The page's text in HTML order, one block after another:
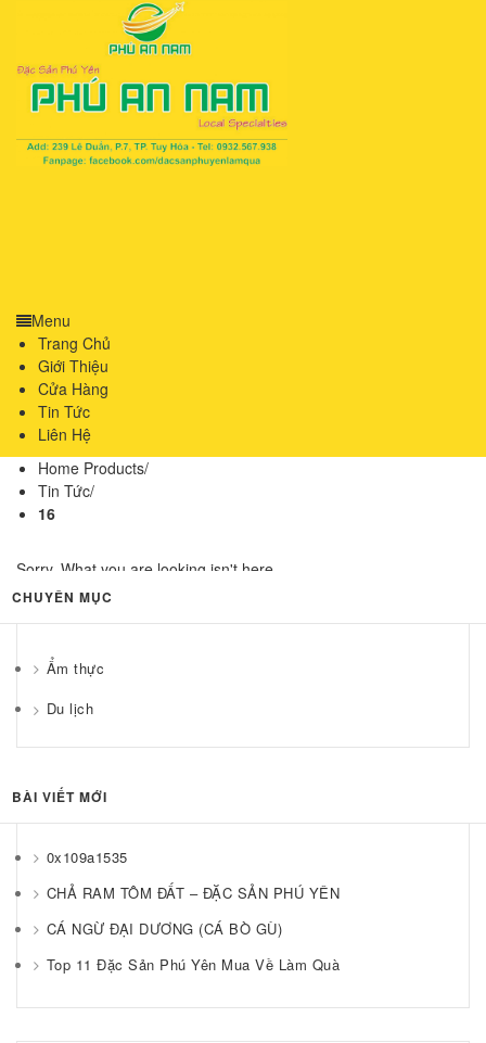
Menu
Trang Chủ
Giới Thiệu
Cửa Hàng
Tin Tức
Liên Hệ
Home Products/
Tin Tức/
16
Sorry, What you are looking isn't here..
CHUYÊN MỤC
Ẩm thực
Du lịch
BÀI VIẾT MỚI
0x109a1535
CHẢ RAM TÔM ĐẤT – ĐẶC SẢN PHÚ YÊN
CÁ NGỪ ĐẠI DƯƠNG (CÁ BÒ GÙ)
Top 11 Đặc Sản Phú Yên Mua Về Làm Quà